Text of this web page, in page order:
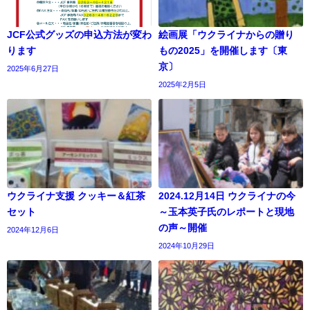
JCF公式グッズの申込方法が変わ
ります
2025年6月27日
絵画展「ウクライナからの贈り
もの2025」を開催します〔東
京〕
2025年2月5日
ウクライナ支援 クッキー＆紅茶
セット
2024年12月6日
2024.12月14日 ウクライナの今
～玉本英子氏のレポートと現地
の声～開催
2024年10月29日